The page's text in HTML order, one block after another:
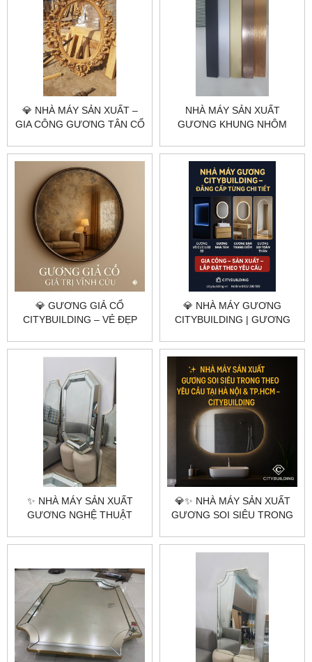
💎 NHÀ MÁY SẢN XUẤT –
GIA CÔNG GƯƠNG TÂN CỔ
HÀ NỘI & TP.HCM |
CITYBUILDING
NHÀ MÁY SẢN XUẤT
GƯƠNG KHUNG NHÔM
TP.HCM – CITYBUILDING
💎 GƯƠNG GIẢ CỔ
CITYBUILDING – VẺ ĐẸP
KHÔNG GIAN HIỆN ĐẠI
💎 NHÀ MÁY GƯƠNG
CITYBUILDING | GƯƠNG
TẮM – GƯƠNG TRANG
THÂN
✨ NHÀ MÁY SẢN XUẤT
GƯƠNG NGHỆ THUẬT
CITYBUILDING – GƯƠNG
TP.HCM
💎✨ NHÀ MÁY SẢN XUẤT
GƯƠNG SOI SIÊU TRONG
& TP.HCM – CITYBUILDING